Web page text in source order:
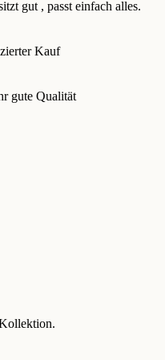
gut , passt einfach alles.
Kauf
gute Qualität